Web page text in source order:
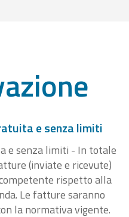
e senza limiti
e senza limiti - In totale
(inviate e ricevute)
rispetto alla
Le fatture saranno
la normativa vigente.